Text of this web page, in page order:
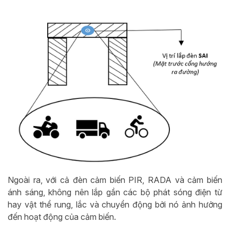
Ngoài ra, với cả đèn cảm biến PIR, RADA và cảm biến
ánh sáng, không nên lắp gần các bộ phát sóng điện từ
hay vật thể rung, lắc và chuyển động bởi nó ảnh hưởng
đến hoạt động của cảm biến.